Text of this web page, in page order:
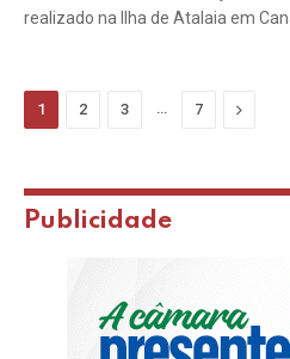
realizado na Ilha de Atalaia em
1 2 3 … 7 Next
Publicidade